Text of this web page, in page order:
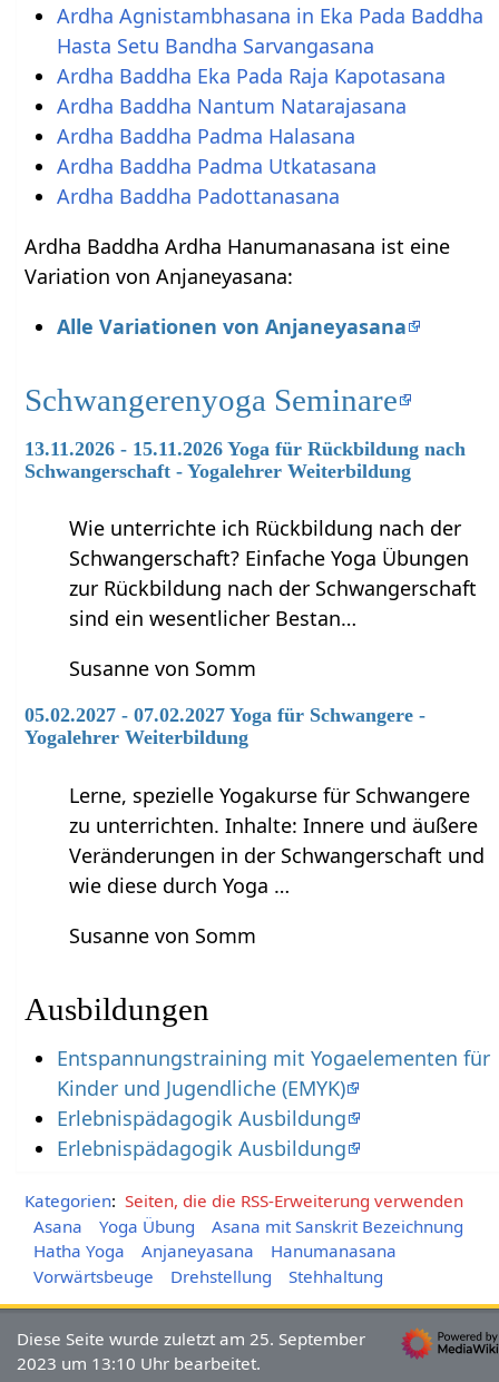
Ardha Agnistambhasana in Eka Pada Baddha
Hasta Setu Bandha Sarvangasana
Ardha Baddha Eka Pada Raja Kapotasana
Ardha Baddha Nantum Natarajasana
Ardha Baddha Padma Halasana
Ardha Baddha Padma Utkatasana
Ardha Baddha Padottanasana
Ardha Baddha Ardha Hanumanasana ist eine
Variation von Anjaneyasana:
Alle Variationen von Anjaneyasana
Schwangerenyoga Seminare
13.11.2026 - 15.11.2026 Yoga für Rückbildung nach
Schwangerschaft - Yogalehrer Weiterbildung
Wie unterrichte ich Rückbildung nach der
Schwangerschaft? Einfache Yoga Übungen
zur Rückbildung nach der Schwangerschaft
sind ein wesentlicher Bestan…
Susanne von Somm
05.02.2027 - 07.02.2027 Yoga für Schwangere -
Yogalehrer Weiterbildung
Lerne, spezielle Yogakurse für Schwangere
zu unterrichten. Inhalte: Innere und äußere
Veränderungen in der Schwangerschaft und
wie diese durch Yoga …
Susanne von Somm
Ausbildungen
Entspannungstraining mit Yogaelementen für
Kinder und Jugendliche (EMYK)
Erlebnispädagogik Ausbildung
Erlebnispädagogik Ausbildung
Kategorien: Seiten, die die RSS-Erweiterung verwenden
Asana
Yoga Übung
Asana mit Sanskrit Bezeichnung
Hatha Yoga
Anjaneyasana
Hanumanasana
Vorwärtsbeuge
Drehstellung Stehhaltung
Diese Seite wurde zuletzt am 25. September
2023 um 13:10 Uhr bearbeitet.